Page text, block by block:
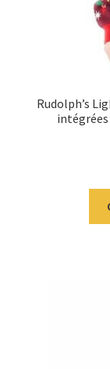
Rudolph’s
intégrées